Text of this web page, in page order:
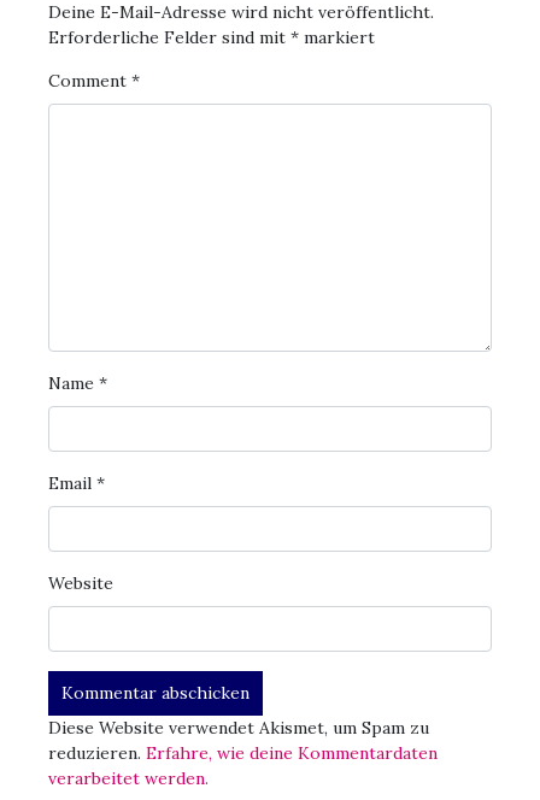
Deine E-Mail-Adresse wird nicht veröffentlicht.
Erforderliche Felder sind mit * markiert
Comment *
Name *
Email *
Website
Diese Website verwendet Akismet, um Spam zu
reduzieren. Erfahre, wie deine Kommentardaten
verarbeitet werden.